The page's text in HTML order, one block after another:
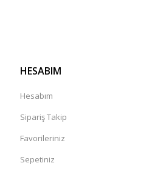
HESABIM
Hesabım
Sipariş Takip
Favorileriniz
Sepetiniz